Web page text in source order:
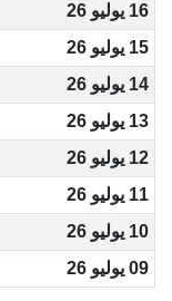
16 يوليو 26
15 يوليو 26
14 يوليو 26
13 يوليو 26
12 يوليو 26
11 يوليو 26
10 يوليو 26
09 يوليو 26